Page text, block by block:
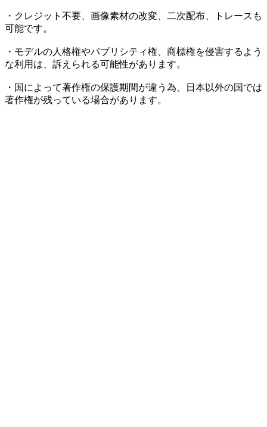
・クレジット不要、画像素材の改変、二次配布、トレースも
可能です。
・モデルの人格権やパブリシティ権、商標権を侵害するよう
な利用は、訴えられる可能性があります。
・国によって著作権の保護期間が違う為、日本以外の国では
著作権が残っている場合があります。